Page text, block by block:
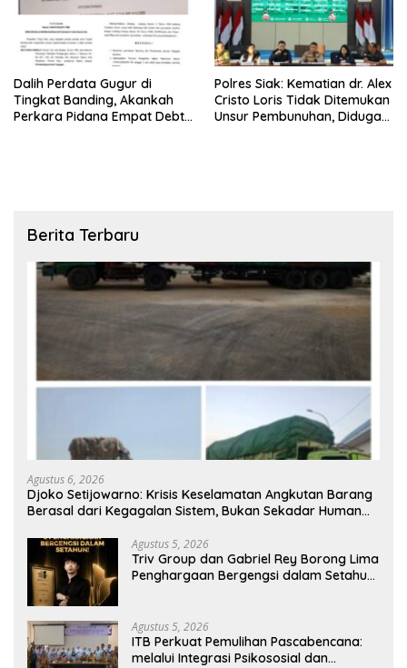
Dalih Perdata Gugur di
Tingkat Banding, Akankah
Perkara Pidana Empat Debt
Polres Siak: Kematian dr. Alex
Cristo Loris Tidak Ditemukan
Unsur Pembunuhan, Diduga
Berita Terbaru
Agustus 6, 2026
Djoko Setijowarno: Krisis Keselamatan Angkutan Barang
Berasal dari Kegagalan Sistem, Bukan Sekadar Human
Agustus 5, 2026
Triv Group dan Gabriel Rey Borong Lima
Penghargaan Bergengsi dalam Setahun,
Agustus 5, 2026
ITB Perkuat Pemulihan Pascabencana:
melalui Integrasi Psikososial dan